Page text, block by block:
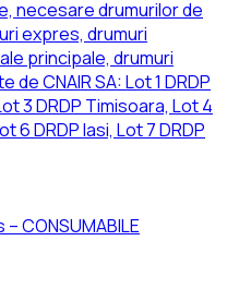
necesare drumurilor de
expres, drumuri
principale, drumuri
CNAIR SA: Lot 1 DRDP
3 DRDP Timisoara, Lot 4
6 DRDP Iasi, Lot 7 DRDP
CONSUMABILE